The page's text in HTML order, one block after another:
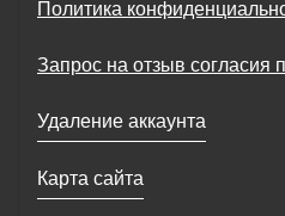
Политика
Запрос на отзыв согласия
Удаление аккаунта
Карта сайта